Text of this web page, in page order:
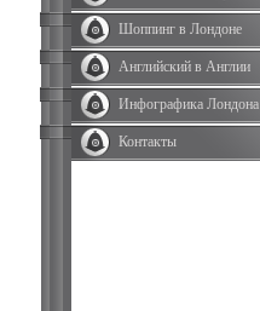
Шоппинг в Лондоне
Английский в Англии
Инфографика Лондона
Контакты